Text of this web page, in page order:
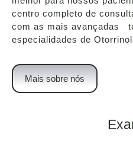
centro completo de
com as mais avançadas
especialidades de
Mais sobre nós